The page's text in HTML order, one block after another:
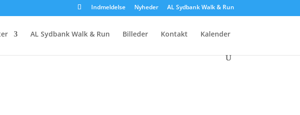
Indmeldelse Nyheder AL Sydbank Walk & Run
AL Sydbank Walk & Run Billeder Kontakt Kalender